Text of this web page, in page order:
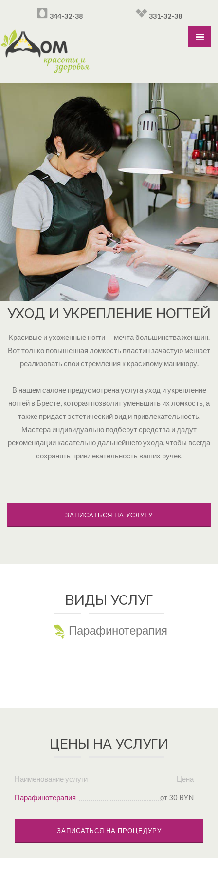
344-32-38 331-32-38
УХОД И УКРЕПЛЕНИЕ НОГТЕЙ
Красивые и ухоженные ногти — мечта большинства женщин.
Вот только повышенная ломкость пластин зачастую мешает
реализовать свои стремления к красивому маникюру.
В нашем салоне предусмотрена услуга уход и укрепление
ногтей в Бресте, которая позволит уменьшить их ломкость, а
также придаст эстетический вид и привлекательность.
Мастера индивидуально подберут средства и дадут
рекомендации касательно дальнейшего ухода, чтобы всегда
сохранять привлекательность ваших ручек.
ЗАПИСАТЬСЯ НА УСЛУГУ
ВИДЫ УСЛУГ
Парафинотерапия
ЦЕНЫ НА УСЛУГИ
Наименование услуги Цена
Парафинотерапия от 30 BYN
ЗАПИСАТЬСЯ НА ПРОЦЕДУРУ